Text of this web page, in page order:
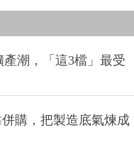
產潮，「這3檔」最受
購，把製造底氣煉成